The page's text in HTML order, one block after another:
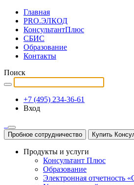
Главная
PRO.ЭЛКОД
КонсультантПлюс
СБИС
Образование
Контакты
Поиск
+7 (495) 234-36-61
Вход
Пробное сотрудничество Купить
Продукты и услуги
Консультант Плюс
Образование
Электронная отчетность